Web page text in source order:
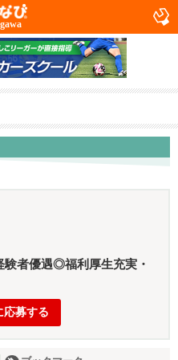
験者優遇◎福利厚生充実・
応募する